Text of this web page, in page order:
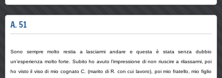
A. 51
Sono sempre molto restia a lasciarmi andare e questa è stata senza dubbio
un’esperienza molto forte. Subito ho avuto l’impressione di non riuscire a rilassarmi, poi
ho visto il viso di mio cognato C. (marito di R. con cui lavoro), poi mio fratello, mio figlio